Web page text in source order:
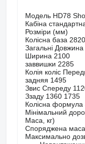
Модель HD78
Кабіна
Розміри (мм)
Колісна база
Загальні
Ширина 2100
заввишки 2285
Колія коліс
задняя 1495
Звис Спереду
Ззаду 1360 1735
Колісна формула
Мінімальний
Маса, кг)
Споряджена
Максимально